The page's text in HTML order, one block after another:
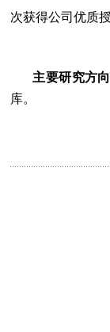
次获得公司优质
主要研究方
库。